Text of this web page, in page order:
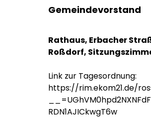
Gemeindevorstand
Rathaus, Erbacher
Roßdorf,
Link zur Tagesordnung:
https://rim.ekom21.de/
RDN1AJICkwgT6w